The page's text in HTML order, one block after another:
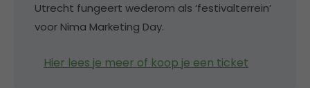
Utrecht fungeert wederom als ‘festivalterrein’
voor Nima Marketing Day.
Hier lees je meer of koop je een ticket